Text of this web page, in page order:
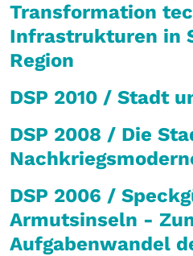
Transformation
Infrastrukturen in
Region
DSP 2010 / Stadt
DSP 2008 / Die
DSP 2006 /
Armutsinseln -
Aufgabenwandel